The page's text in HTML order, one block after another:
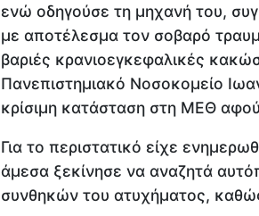
ενώ οδηγούσε τη μηχανή του,
με αποτέλεσμα τον σοβαρό
βαριές κρανιοεγκεφαλικές
Πανεπιστημιακό Νοσοκομείο
κρίσιμη κατάσταση στη ΜΕΘ
Για το περιστατικό είχε
άμεσα ξεκίνησε να αναζητά
συνθηκών του ατυχήματος,